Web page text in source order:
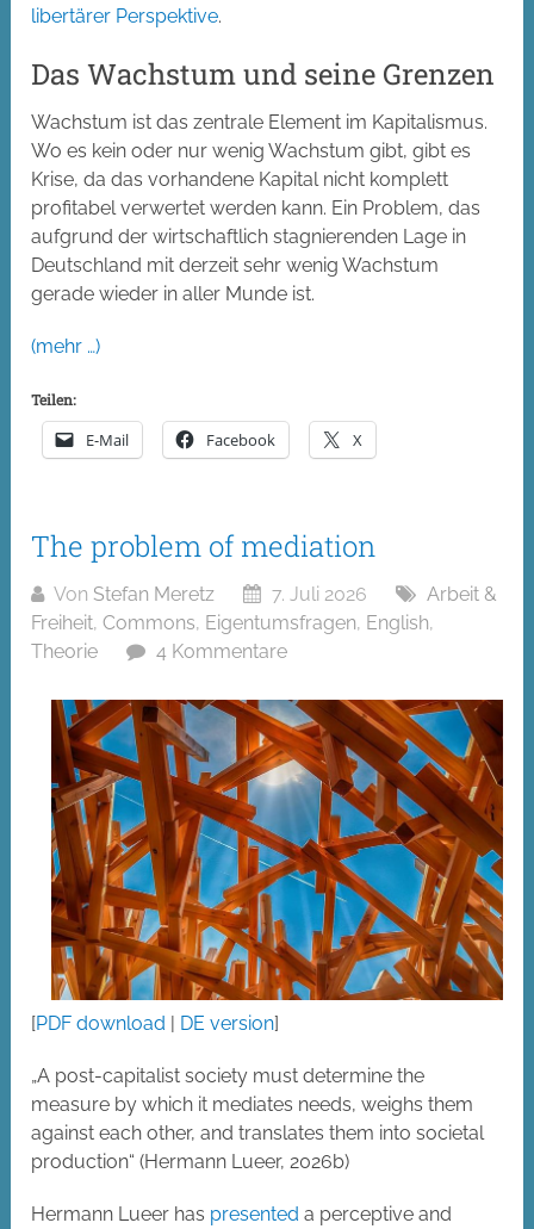
libertärer Perspektive.
Das Wachstum und seine Grenzen
Wachstum ist das zentrale Element im Kapitalismus.
Wo es kein oder nur wenig Wachstum gibt, gibt es
Krise, da das vorhandene Kapital nicht komplett
profitabel verwertet werden kann. Ein Problem, das
aufgrund der wirtschaftlich stagnierenden Lage in
Deutschland mit derzeit sehr wenig Wachstum
gerade wieder in aller Munde ist.
(mehr …)
Teilen:
E-Mail Facebook X
The problem of mediation
Von Stefan Meretz 7. Juli 2026
Arbeit &
Freiheit,Commons, Eigentumsfragen, English,
Theorie
4 Kommentare
[PDF download | DE version]
„A post-capitalist society must determine the
measure by which it mediates needs, weighs them
against each other, and translates them into societal
production“ (Hermann Lueer, 2026b)
Hermann Lueer has presented a perceptive and